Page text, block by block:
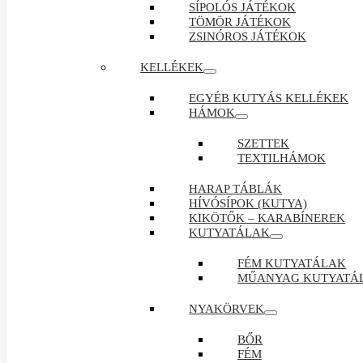
SÍPOLÓS JÁTÉKOK
TÖMÖR JÁTÉKOK
ZSINÓROS JÁTÉKOK
KELLÉKEK
EGYÉB KUTYÁS KELLÉKEK
HÁMOK
SZETTEK
TEXTILHÁMOK
HARAP TÁBLÁK
HÍVÓSÍPOK (KUTYA)
KIKÖTŐK – KARABÍNEREK
KUTYATÁLAK
FÉM KUTYATÁLAK
MŰANYAG
NYAKÖRVEK
BŐR
FÉM